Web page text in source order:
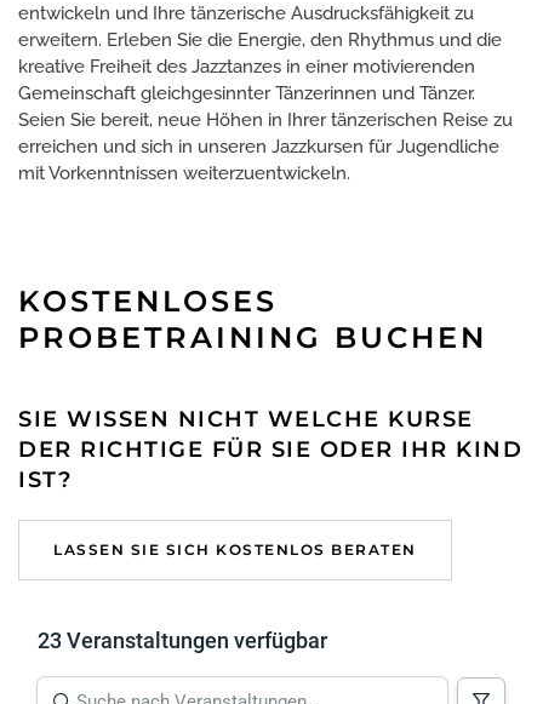
entwickeln und Ihre tänzerische Ausdrucksfähigkeit zu
erweitern. Erleben Sie die Energie, den Rhythmus und die
kreative Freiheit des Jazztanzes in einer motivierenden
Gemeinschaft gleichgesinnter Tänzerinnen und Tänzer.
Seien Sie bereit, neue Höhen in Ihrer tänzerischen Reise zu
erreichen und sich in unseren Jazzkursen für Jugendliche
mit Vorkenntnissen weiterzuentwickeln.
KOSTENLOSES
PROBETRAINING BUCHEN
SIE WISSEN NICHT WELCHE KURSE
DER RICHTIGE FÜR SIE ODER IHR KIND
IST?
LASSEN SIE SICH KOSTENLOS BERATEN
23 Veranstaltungen verfügbar